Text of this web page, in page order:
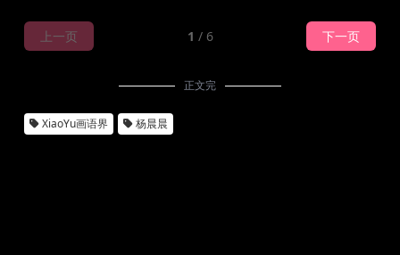
上一页 1 / 6 下一页
正文完
XiaoYu画语界 杨晨晨